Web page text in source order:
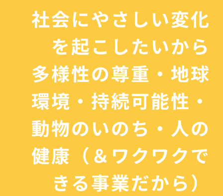
社会にやさしい変化
を起こしたいから
多様性の尊重・地球
環境・持続可能性・
動物のいのち・人の
健康 （＆ワクワクで
きる事業だから）